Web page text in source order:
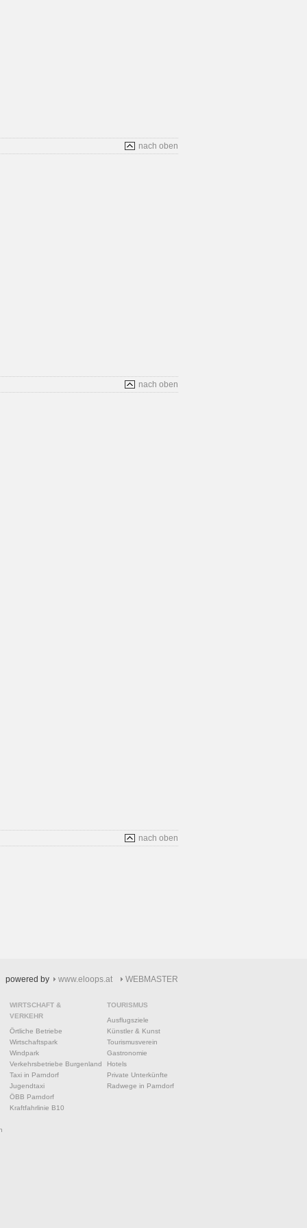
nach oben
nach oben
nach oben
powered by www.eloops.at WEBMASTER
WIRTSCHAFT &
VERKEHR
Örtliche Betriebe
Wirtschaftspark
Windpark
Verkehrsbetriebe Burgenland
Taxi in Parndorf
Jugendtaxi
ÖBB Parndorf
Kraftfahrlinie B10
TOURISMUS
Ausflugsziele
Künstler & Kunst
Tourismusverein
Gastronomie
Hotels
Private Unterkünfte
Radwege in Parndorf